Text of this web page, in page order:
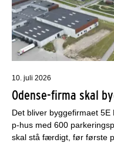
10. juli 2026
Odense-firma skal
Det bliver byggefirmaet
p-hus med 600
skal stå færdigt, før første